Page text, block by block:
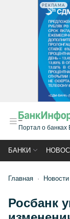
РЕКЛАМА
Портал о банках
БАНКИ
Главная Новости
Росбанк